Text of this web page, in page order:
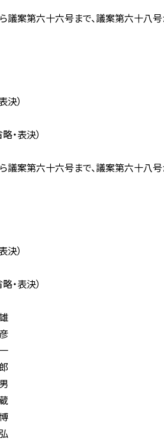
第六十六号まで、議案第六十八号
）
表決）
第六十六号まで、議案第六十八号
）
表決）